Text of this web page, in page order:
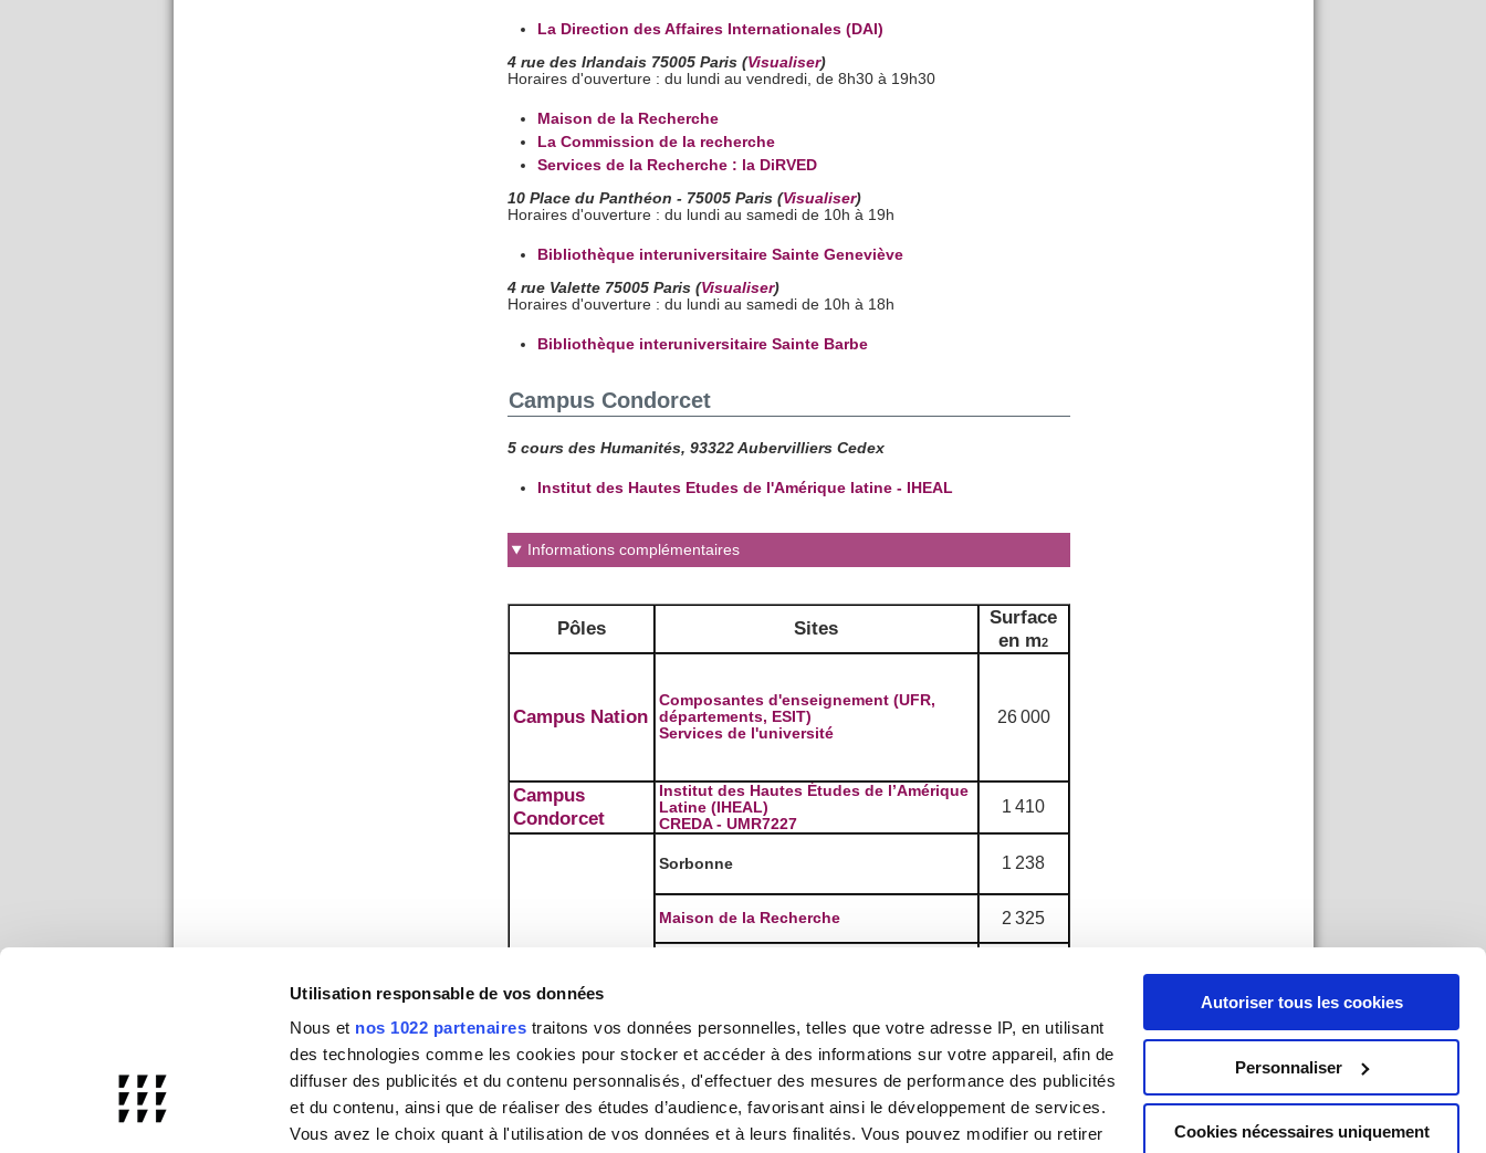
Utilisation responsable de vos données
Nous et nos 1022 partenaires traitons vos données personnelles, telles que votre adresse IP, en utilisant
des technologies comme les cookies pour stocker et accéder à des informations sur votre appareil, afin de
diffuser des publicités et du contenu personnalisés, d'effectuer des mesures de performance des publicités
et du contenu, ainsi que de réaliser des études d’audience, favorisant ainsi le développement de services.
Vous avez le choix quant à l'utilisation de vos données et à leurs finalités. Vous pouvez modifier ou retirer
Autoriser tous les cookies
Personnaliser
Cookies nécessaires uniquement
La Direction des Affaires Internationales (DAI)
4 rue des Irlandais 75005 Paris (Visualiser)
Horaires d'ouverture : du lundi au vendredi, de 8h30 à 19h30
Maison de la Recherche
La Commission de la recherche
Services de la Recherche : la DiRVED
10 Place du Panthéon - 75005 Paris (Visualiser)
Horaires d'ouverture : du lundi au samedi de 10h à 19h
Bibliothèque interuniversitaire Sainte Geneviève
4 rue Valette 75005 Paris (Visualiser)
Horaires d'ouverture : du lundi au samedi de 10h à 18h
Bibliothèque interuniversitaire Sainte Barbe
Campus Condorcet
5 cours des Humanités, 93322 Aubervilliers Cedex
Institut des Hautes Etudes de l'Amérique latine - IHEAL
Informations complémentaires
Pôles Sites
Surface
en m2
Campus Nation
Composantes d'enseignement (UFR,
départements, ESIT)
Services de l'université
26 000
Campus
Condorcet
Institut des Hautes Études de l’Amérique
Latine (IHEAL)
CREDA - UMR7227
1 410
Quartier Latin
Sorbonne 1 238
Maison de la Recherche 2 325
Bibliothèque Sainte-Barbe (BSB)
Bâtiment de l’ancien Collège Sainte-Barbe,
des universités de Paris
6 500